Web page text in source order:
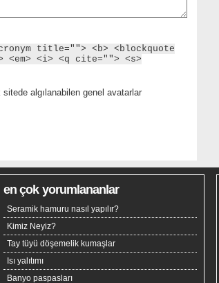
title=""> <b> <blockquote
<em> <i> <q cite=""> <s>
algılanabilen genel avatarlar
en çok yorumlananlar
Seramik hamuru nasıl yapılır?
Kimiz Neyiz?
Tay tüyü döşemelik kumaşlar
Isı yalıtımı
Banyo paspasları